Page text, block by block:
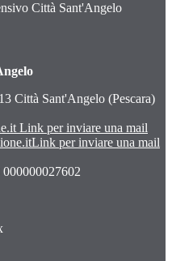
Città Sant'Angelo
Città Sant'Angelo (Pescara)
Link per inviare una mail
Link per inviare una mail